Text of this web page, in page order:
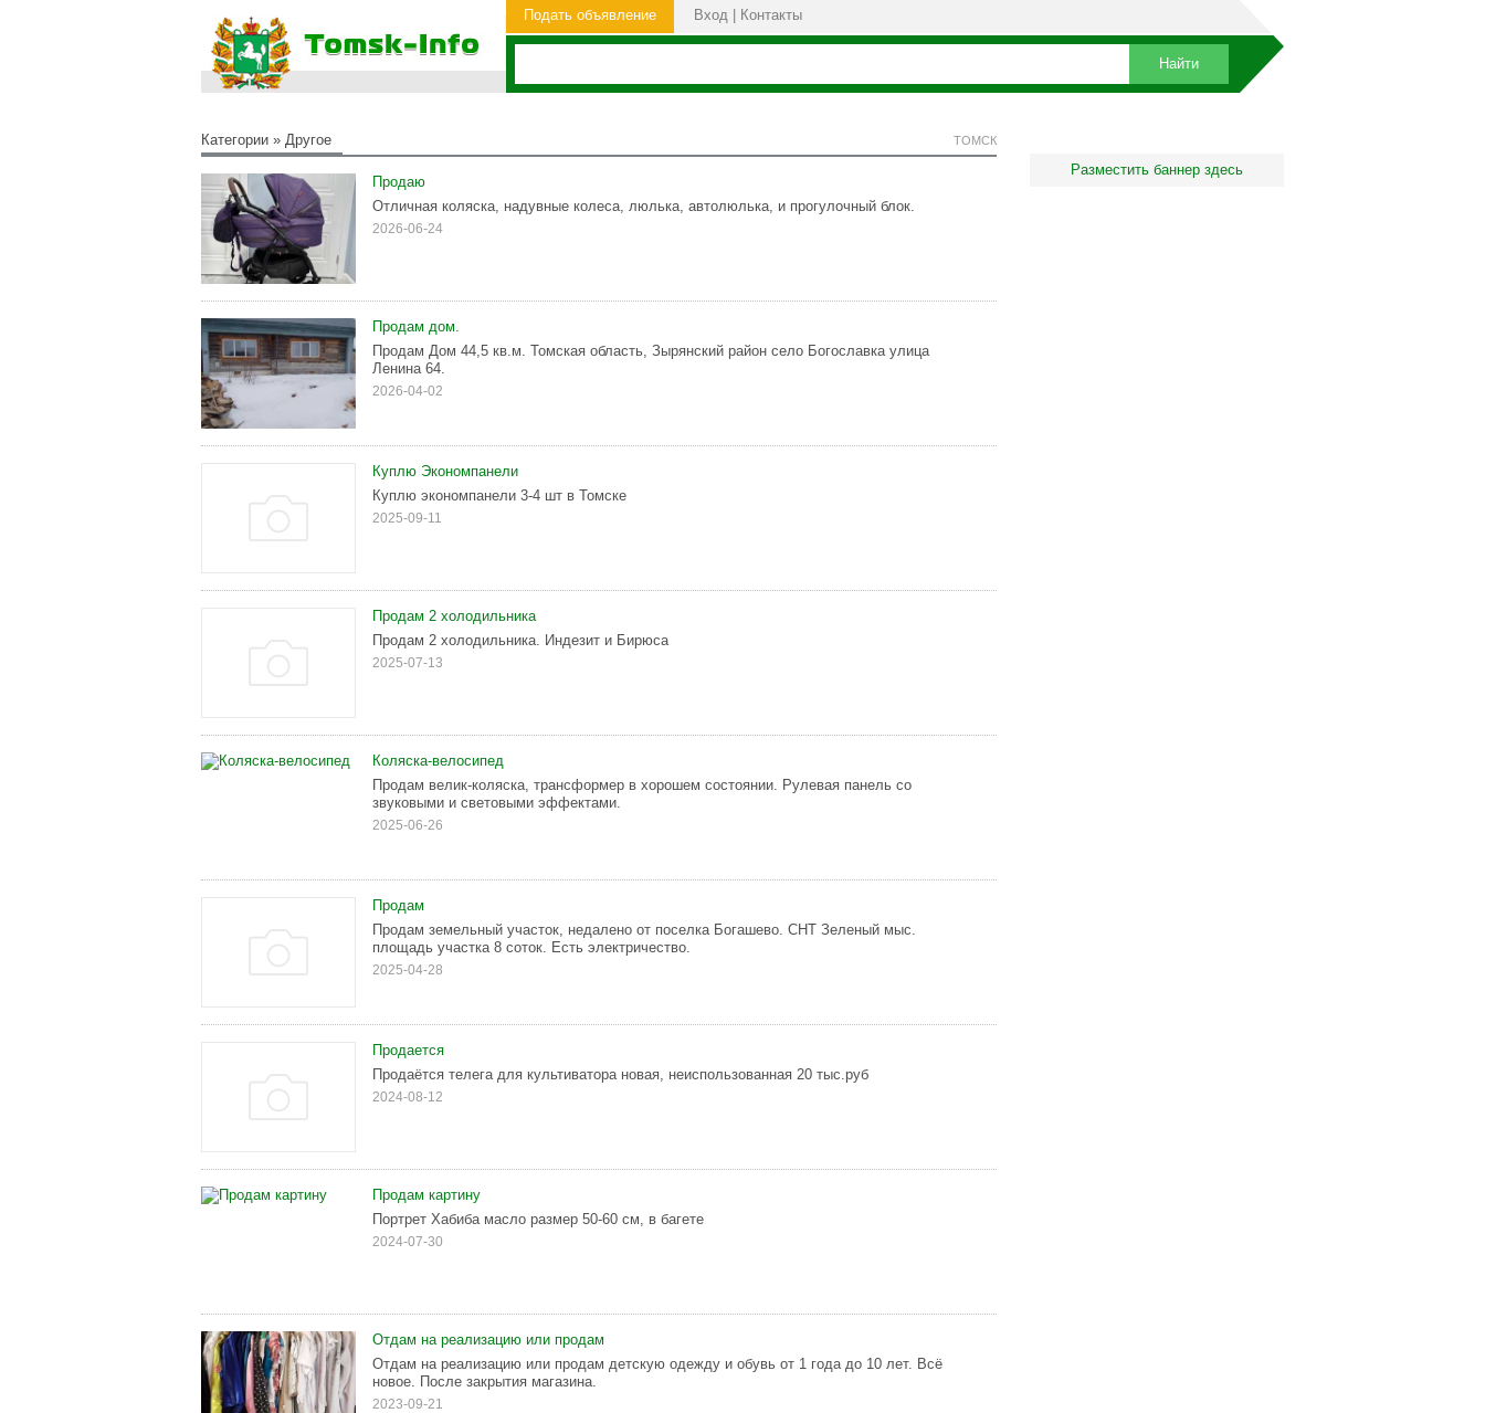
Подать объявление Вход Контакты
Категории » Другое ТОМСК
Продаю
Отличная коляска, надувные колеса, люлька, автолюлька, и прогулочный блок.
2026-06-24
Продам дом.
Продам Дом 44,5 кв.м. Томская область, Зырянский район село Богославка улица
Ленина 64.
2026-04-02
Куплю Экономпанели
Куплю экономпанели 3-4 шт в Томске
2025-09-11
Продам 2 холодильника
Продам 2 холодильника. Индезит и Бирюса
2025-07-13
Коляска-велосипед
Продам велик-коляска, трансформер в хорошем состоянии. Рулевая панель со
звуковыми и световыми эффектами.
2025-06-26
Продам
Продам земельный участок, недалено от поселка Богашево. СНТ Зеленый мыс.
площадь участка 8 соток. Есть электричество.
2025-04-28
Продается
Продаётся телега для культиватора новая, неиспользованная 20 тыс.руб
2024-08-12
Продам картину
Портрет Хабиба масло размер 50-60 см, в багете
2024-07-30
Отдам на реализацию или продам
Отдам на реализацию или продам детскую одежду и обувь от 1 года до 10 лет. Всё
новое. После закрытия магазина.
2023-09-21
Разместить баннер здесь